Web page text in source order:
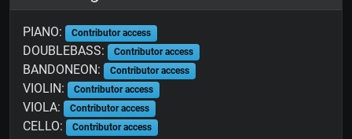
PIANO: Contributor access
DOUBLEBASS: Contributor access
BANDONEON: Contributor access
VIOLIN: Contributor access
VIOLA: Contributor access
CELLO: Contributor access